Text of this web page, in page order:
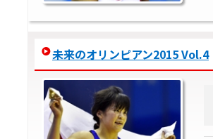
未来のオリンピアン2015 Vol.4